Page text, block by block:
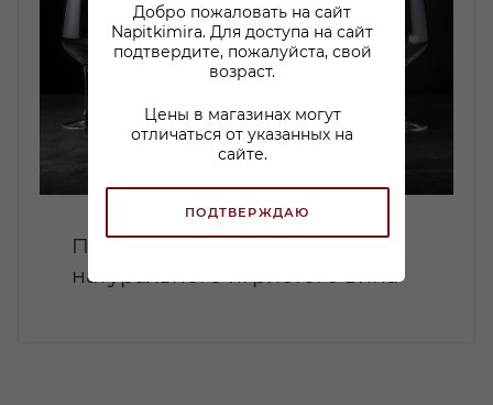
Добро пожаловать на сайт
Napitkimira. Для доступа на сайт
подтвердите, пожалуйста, свой
возраст.
Цены в магазинах могут
отличаться от указанных на
сайте.
ПОДТВЕРЖДАЮ
Петнаты: Искусство создания
натурального игристого вина